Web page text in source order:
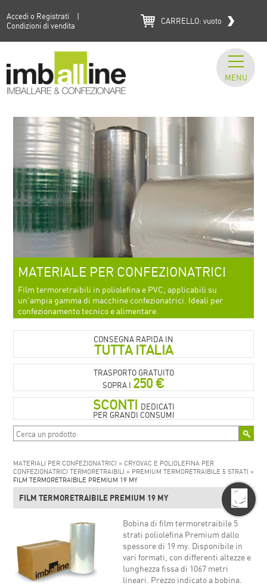
Accedi o Registrati
|
Condizioni di vendita
CARRELLO: vuoto
MENU
MATERIALE PER CONFEZIONATRICI
Film termoretraibili in poliolefina e PVC, applicabili su
un'ampia gamma di macchine confezionatrici. Ideali per
confezionamento tecnico e alimentare.
CONSEGNA RAPIDA IN
TUTTA ITALIA
TRASPORTO GRATUITO
SOPRA I 250 €
SCONTI DEDICATI
PER GRANDI CONSUMI
MATERIALI PER CONFEZIONATRICI » CRYOVAC E POLIOLEFINA PER
CONFEZIONATRICI TERMORETRAIBILI » PREMIUM TERMORETRAIBILE 5 STRATI »
FILM TERMORETRAIBILE PREMIUM 19 MY
FILM TERMORETRAIBILE PREMIUM 19 MY
Bobina di film termoretraibile 5
strati poliolefina Premium dallo
spessore di 19 my. Disponibile in
vari formati, con differenti altezze e
lunghezza fissa di 1067 metri
lineari. Prezzo indicato a bobina.